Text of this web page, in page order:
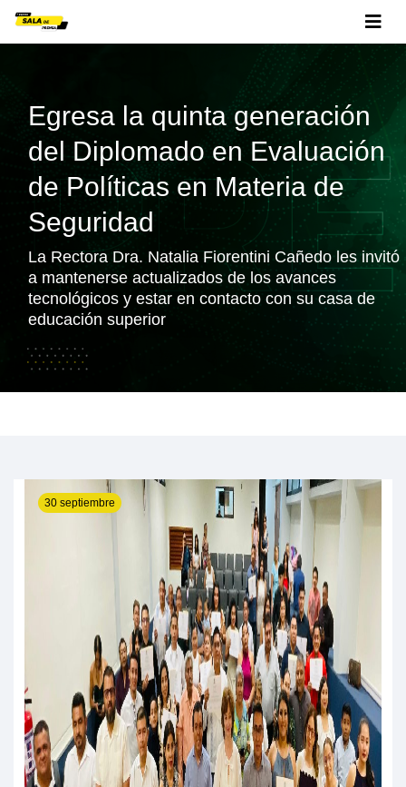
Egresa la quinta generación
del Diplomado en Evaluación
de Políticas en Materia de
Seguridad
La Rectora Dra. Natalia Fiorentini Cañedo les invitó
a mantenerse actualizados de los avances
tecnológicos y estar en contacto con su casa de
educación superior
30 septiembre